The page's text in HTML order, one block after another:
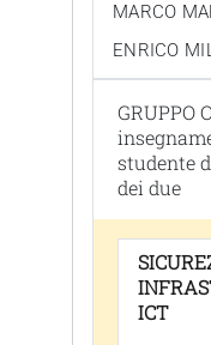
MARCO
ENRICO
GRUPPO
studente
dei due
ICT